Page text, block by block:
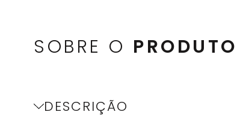
SOBRE O PRODUTO
DESCRIÇÃO